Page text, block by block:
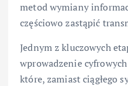
metod wymiany
częściowo zastąpić
Jednym z kluczowych
wprowadzenie
które, zamiast ciągłego